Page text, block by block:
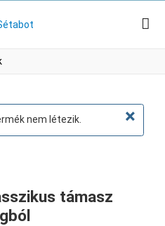
×
nem létezik.
támasz